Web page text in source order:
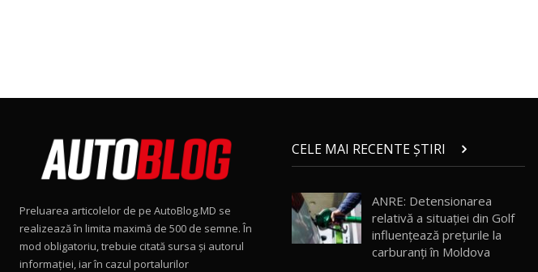
Preluarea articolelor de pe AutoBlog.MD se
realizează în limita maximă de 500 de semne. În
mod obligatoriu, trebuie citată sursa și autorul
informației, iar în cazul portalurilor
CELE MAI RECENTE ȘTIRI
ANRE: Detensionarea
relativă a situației din Golf
influențează prețurile la
carburanți în Moldova